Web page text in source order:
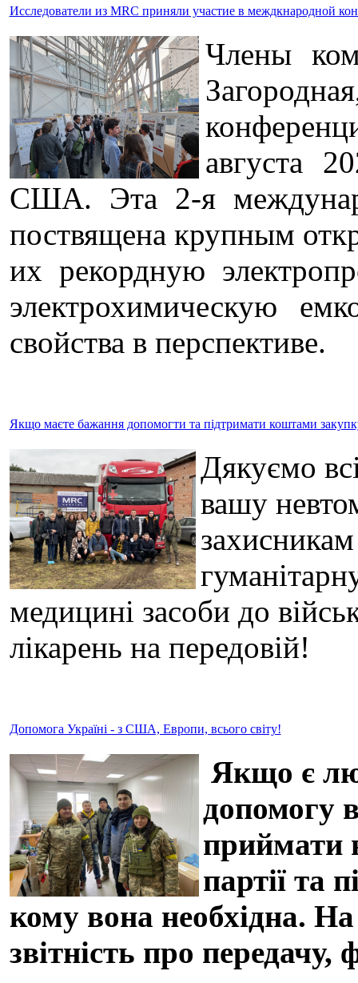
Исследователи из MRC приняли участие в междкнародной
Члены
августа
США. Эта 2-я
поствящена крупным
их рекордную
электрохимическую
свойства в перспективе.
Якщо маєте бажання допомогти та підтримати коштами
Дякуємо
вашу
медицині засоби до
лікарень на передовій!
Допомога Україні - з США, Европи, всього світу!
Якщо є
допомогу
приймати
партії та
кому вона необхідна.
звітність про передачу,